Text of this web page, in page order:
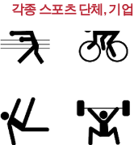
각종 스포츠 단체, 기